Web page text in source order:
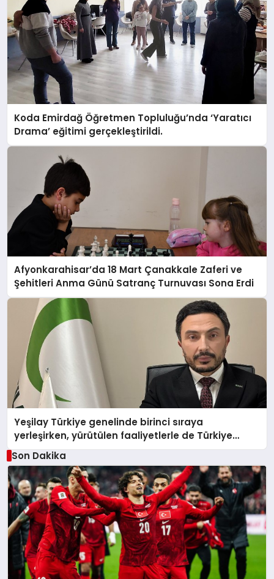
Koda Emirdağ Öğretmen Topluluğu’nda ‘Yaratıcı
Drama’ eğitimi gerçekleştirildi.
Afyonkarahisar’da 18 Mart Çanakkale Zaferi ve
Şehitleri Anma Günü Satranç Turnuvası Sona Erdi
Yeşilay Türkiye genelinde birinci sıraya
yerleşirken, yürütülen faaliyetlerle de Türkiye
üçüncüsü oldu.
Son Dakika